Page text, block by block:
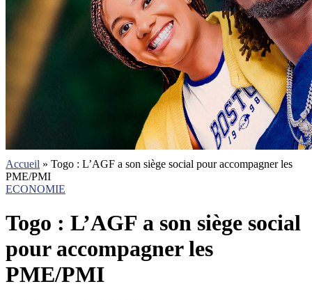
Accueil » Togo : L’AGF a son siège social pour accompagner les
PME/PMI
ECONOMIE
Togo : L’AGF a son siège social
pour accompagner les
PME/PMI